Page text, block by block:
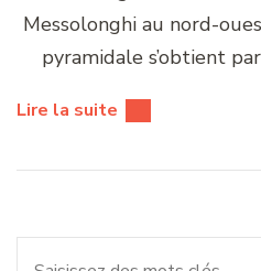
Messolonghi au nord-
pyramidale s’obtient
Lire la suite